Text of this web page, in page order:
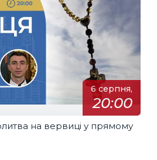
6 серпня,
20:00
на вервиці у прямому